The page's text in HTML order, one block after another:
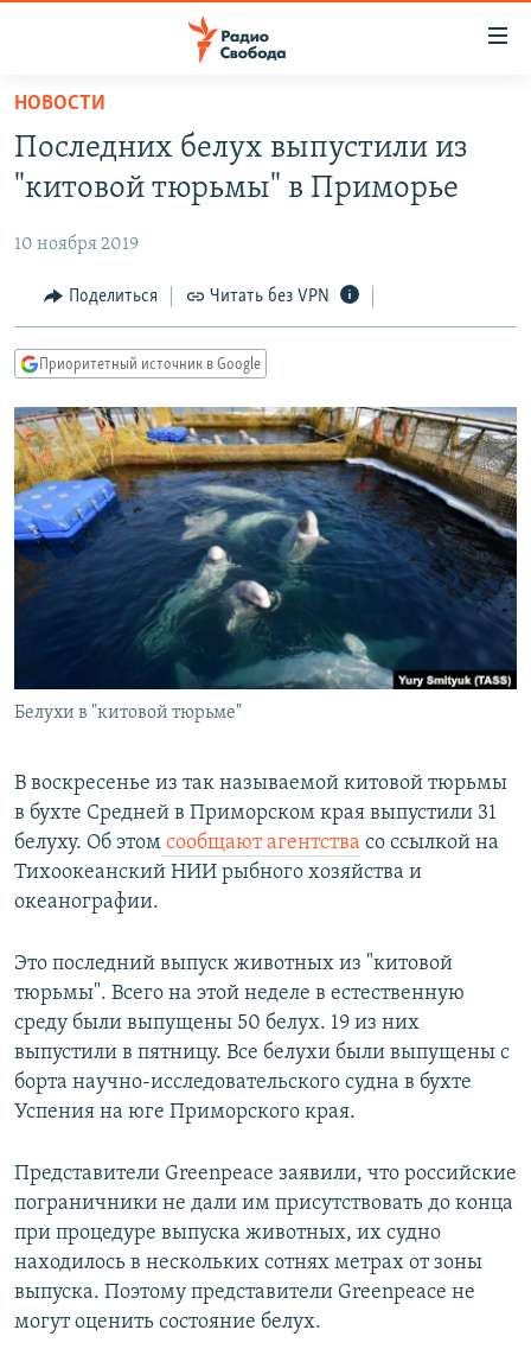
упрощенного
доступа
Вернуться
основному
Вернутся
главной
навигации
Вернутся
поиску
ПОДКАСТЫ
АВТОРСКИЕ ПРОЕКТЫ
ЦИТАТЫ СВОБОДЫ
МНЕНИЯ
IDEL.РЕАЛИИ
КАВКАЗ.РЕАЛИИ
СЕВЕР.РЕАЛИИ
СИБИРЬ.РЕАЛИИ
РАСПИСАНИЕ ВЕЩАНИЯ
ПОДПИШИТЕСЬ НА РАССЫЛКУ
СОЦИАЛЬНЫЕ СЕТИ
Все сайты РСЕ/РС
НОВОСТИ
Последних белух выпустили из
"китовой тюрьмы" в Приморье
10 ноября 2019
Поделиться Читать без VPN
Приоритетный источник в Google
Белухи в "китовой тюрьме"
В воскресенье из так называемой китовой тюрьмы
в бухте Средней в Приморском края выпустили 31
белуху. Об этом сообщают агентства со ссылкой на
Тихоокеанский НИИ рыбного хозяйства и
океанографии.
Это последний выпуск животных из "китовой
тюрьмы". Всего на этой неделе в естественную
среду были выпущены 50 белух. 19 из них
выпустили в пятницу. Все белухи были выпущены с
борта научно-исследовательского судна в бухте
Успения на юге Приморского края.
Представители Greenpeace заявили, что российские
пограничники не дали им присутствовать до конца
при процедуре выпуска животных, их судно
находилось в нескольких сотнях метрах от зоны
выпуска. Поэтому представители Greenpeace не
могут оценить состояние белух.